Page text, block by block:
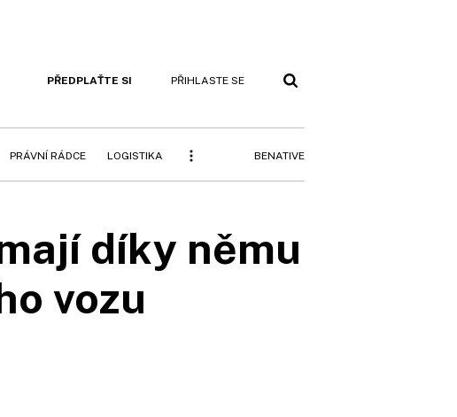
PŘEDPLAŤTE SI PŘIHLASTE SE
PRÁVNÍ RÁDCE LOGISTIKA BENATIVE
díky němu
vozu